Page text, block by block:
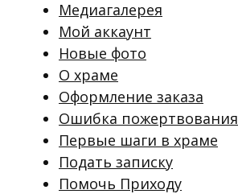
Медиагалерея
Мой аккаунт
Новые фото
О храме
Оформление заказа
Ошибка пожертвования
Первые шаги в храме
Подать записку
Помочь Приходу